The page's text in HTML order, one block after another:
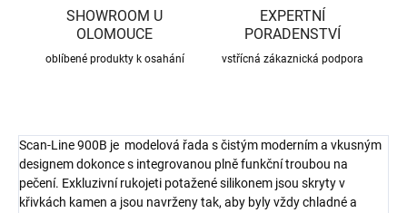
SHOWROOM U
OLOMOUCE
oblíbené produkty k osahání
EXPERTNÍ
PORADENSTVÍ
vstřícná zákaznická podpora
Scan-Line 900B je modelová řada s čistým moderním a vkusným
designem dokonce s integrovanou plně funkční troubou na
pečení. Exkluzivní rukojeti potažené silikonem jsou skryty v
křivkách kamen a jsou navrženy tak, aby byly vždy chladné a